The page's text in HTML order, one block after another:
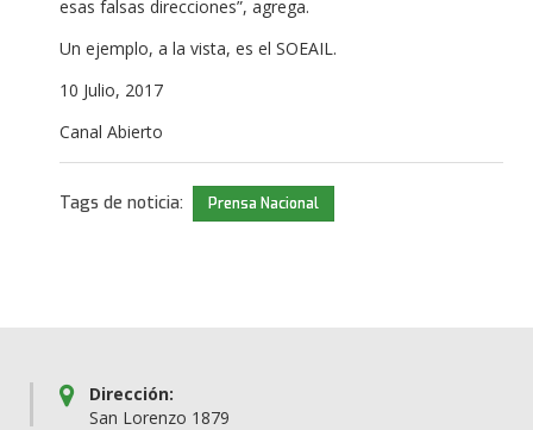
esas falsas direcciones”, agrega.
Un ejemplo, a la vista, es el SOEAIL.
10 Julio, 2017
Canal Abierto
Tags de noticia: Prensa Nacional
Dirección:
San Lorenzo 1879